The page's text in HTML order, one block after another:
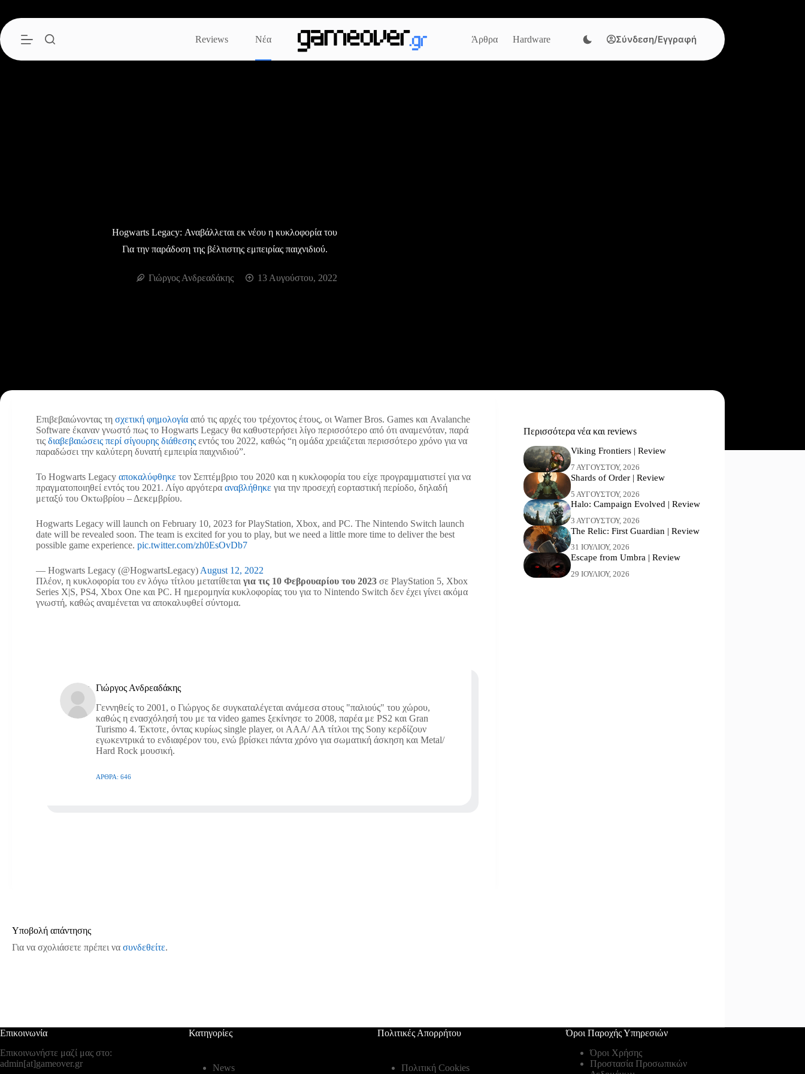
περιεχόμενο
Reviews
Νέα Άρθρα Hardware Σύνδεση/Εγγραφή
Hogwarts Legacy: Αναβάλλεται εκ νέου η κυκλοφορία του
Για την παράδοση της βέλτιστης εμπειρίας παιχνιδιού.
Γιώργος Ανδρεαδάκης 13 Αυγούστου, 2022
Επιβεβαιώνοντας τη σχετική φημολογία από τις αρχές του τρέχοντος έτους, οι Warner Bros. Games και Avalanche
Software έκαναν γνωστό πως το Hogwarts Legacy θα καθυστερήσει λίγο περισσότερο από ότι αναμενόταν, παρά
τις διαβεβαιώσεις περί σίγουρης διάθεσης εντός του 2022, καθώς “η ομάδα χρειάζεται περισσότερο χρόνο για να
παραδώσει την καλύτερη δυνατή εμπειρία παιχνιδιού”.
Το Hogwarts Legacy αποκαλύφθηκε τον Σεπτέμβριο του 2020 και η κυκλοφορία του είχε προγραμματιστεί για να
πραγματοποιηθεί εντός του 2021. Λίγο αργότερα αναβλήθηκε για την προσεχή εορταστική περίοδο, δηλαδή
μεταξύ του Οκτωβρίου – Δεκεμβρίου.
Hogwarts Legacy will launch on February 10, 2023 for PlayStation, Xbox, and PC. The Nintendo Switch launch
date will be revealed soon. The team is excited for you to play, but we need a little more time to deliver the best
possible game experience. pic.twitter.com/zh0EsOvDb7
— Hogwarts Legacy (@HogwartsLegacy) August 12, 2022
Πλέον, η κυκλοφορία του εν λόγω τίτλου μετατίθεται για τις 10 Φεβρουαρίου του 2023 σε PlayStation 5, Xbox
Series X|S, PS4, Xbox One και PC. Η ημερομηνία κυκλοφορίας του για το Nintendo Switch δεν έχει γίνει ακόμα
γνωστή, καθώς αναμένεται να αποκαλυφθεί σύντομα.
Γιώργος Ανδρεαδάκης
Γεννηθείς το 2001, ο Γιώργος δε συγκαταλέγεται ανάμεσα στους "παλιούς" του χώρου,
καθώς η ενασχόλησή του με τα video games ξεκίνησε το 2008, παρέα με PS2 και Gran
Turismo 4. Έκτοτε, όντας κυρίως single player, οι AAA/ AA τίτλοι της Sony κερδίζουν
εγωκεντρικά το ενδιαφέρον του, ενώ βρίσκει πάντα χρόνο για σωματική άσκηση και Metal/
Hard Rock μουσική.
ΆΡΘΡΑ: 646
Περισσότερα νέα και reviews
Viking Frontiers | Review
7 ΑΥΓΟΎΣΤΟΥ, 2026
Shards of Order | Review
5 ΑΥΓΟΎΣΤΟΥ, 2026
Halo: Campaign Evolved | Review
3 ΑΥΓΟΎΣΤΟΥ, 2026
The Relic: First Guardian | Review
31 ΙΟΥΛΊΟΥ, 2026
Escape from Umbra | Review
29 ΙΟΥΛΊΟΥ, 2026
Υποβολή απάντησης
Για να σχολιάσετε πρέπει να συνδεθείτε.
Επικοινωνία
Επικοινωνήστε μαζί μας στο:
admin[at]gameover.gr
Κατηγορίες
News
Πολιτικές Απορρήτου
Πολιτική Cookies
Όροι Παροχής Υπηρεσιών
Όροι Χρήσης
Προστασία Προσωπικών